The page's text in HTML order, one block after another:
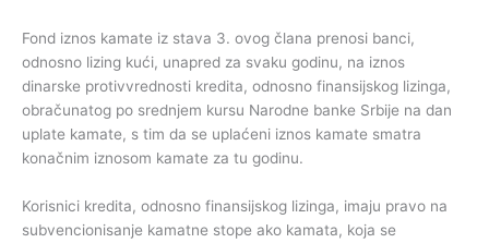
Fond iznos kamate iz stava 3. ovog člana prenosi banci,
odnosno lizing kući, unapred za svaku godinu, na iznos
dinarske protivvrednosti kredita, odnosno finansijskog lizinga,
obračunatog po srednjem kursu Narodne banke Srbije na dan
uplate kamate, s tim da se uplaćeni iznos kamate smatra
konačnim iznosom kamate za tu godinu.
Korisnici kredita, odnosno finansijskog lizinga, imaju pravo na
subvencionisanje kamatne stope ako kamata, koja se